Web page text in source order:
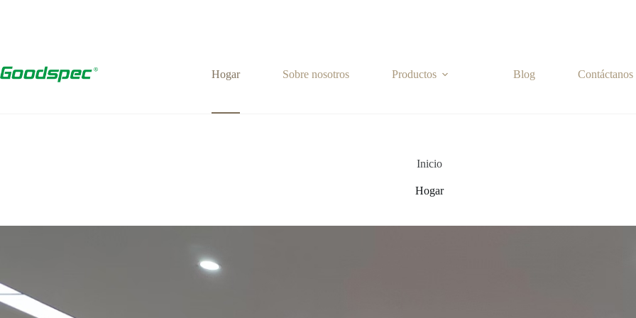
Hogar Sobre nosotros Productos Blog Contáctanos
Inicio
Hogar